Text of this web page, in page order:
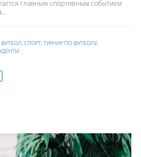
главным спортивным событием
ФУТБОЛ, СПОРТ, ТУРНИР ПО ФУТБОЛУ,